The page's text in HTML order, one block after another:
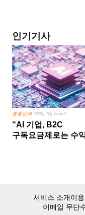
인기기사
경영전략 2026년 5월 Issue 2
“AI 기업, B2C
구독요금제로는 수
서비스 소개이
이메일 무단